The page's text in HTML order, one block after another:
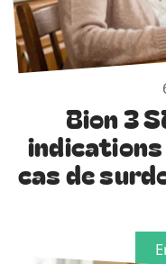
Bion 3
indications
cas de